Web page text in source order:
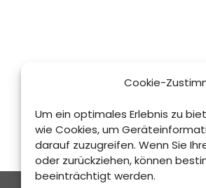
Cookie-
Um ein optimales Erlebnis zu
wie Cookies, um
darauf zuzugreifen. Wenn Sie
oder zurückziehen, können
beeinträchtigt werden.